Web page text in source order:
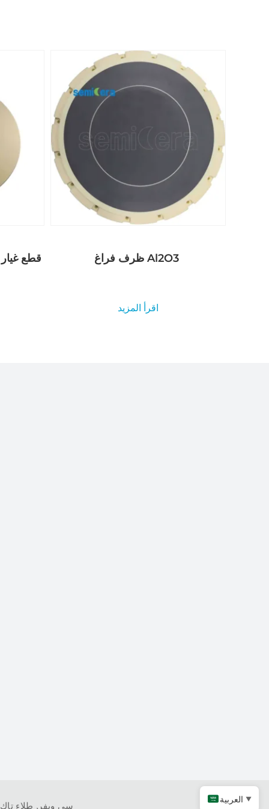
قطع ظرف فراغ Al2O3
اقرأ المزيد
سي ويفر, طلاء
العربية ▼